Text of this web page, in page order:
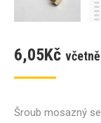
6,05Kč včetně
Šroub mosazný